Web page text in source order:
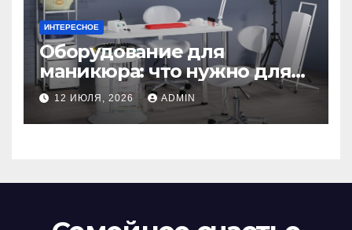
ИНТЕРЕСНОЕ
Оборудование для
маникюра: что нужно для
идеального маникюра
12 ИЮЛЯ, 2026 ADMIN